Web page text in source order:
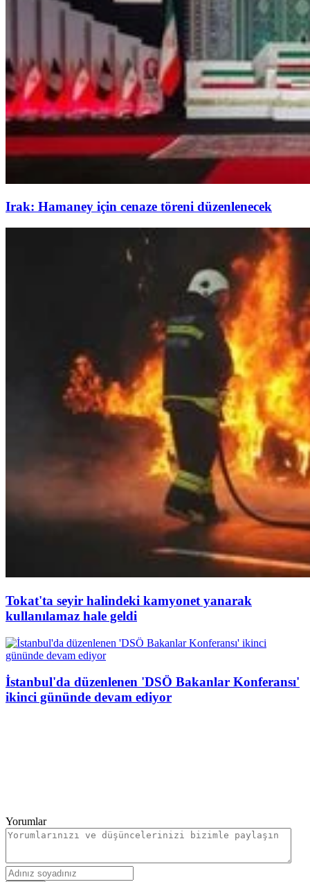
Irak: Hamaney için cenaze töreni düzenlenecek
Tokat'ta seyir halindeki kamyonet yanarak
kullanılamaz hale geldi
İstanbul'da düzenlenen 'DSÖ Bakanlar Konferansı'
ikinci gününde devam ediyor
Yorumlar